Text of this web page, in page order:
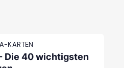
KARTEN
Die 40 wichtigsten